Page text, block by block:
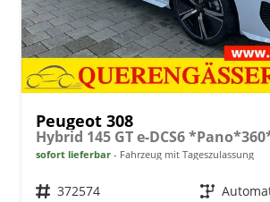
Peugeot 308
sofort lieferbar Fahrzeug mit Tageszulassung
Fahrzeugnr. 372574 Getriebe